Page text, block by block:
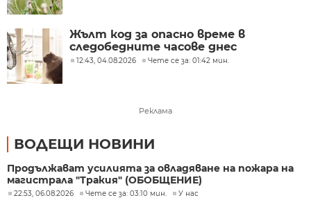
Жълт код за опасно време в
следобедните часове днес
12:43, 04.08.2026 Чете се за: 01:42 мин.
Реклама
ВОДЕЩИ НОВИНИ
Продължават усилията за овладяване на пожара на
магистрала "Тракия" (ОБОБЩЕНИЕ)
22:53, 06.08.2026 Чете се за: 03:10 мин. У нас